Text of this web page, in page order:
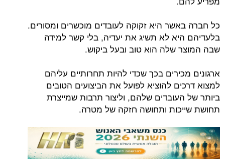
כל חברה באשר היא זקוקה לעובדים מוכשרים ומסורים.
בלעדיהם היא לא תשיג את יעדיה, בלי קשר למידה
שבה המוצר שלה הוא טוב ובעל ביקוש.
ארגונים מכירים בכך שכדי להיות תחרותיים עליהם
למצוא דרכים להוציא לפועל את הביצועים הטובים
ביותר של העובדים שלהם, וליצור תרבות שמייצרת
תחושת שייכות ותחושה חזקה של מטרה.